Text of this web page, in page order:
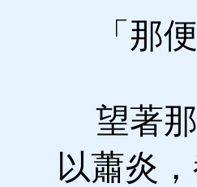
「那便
望著那
以蕭炎